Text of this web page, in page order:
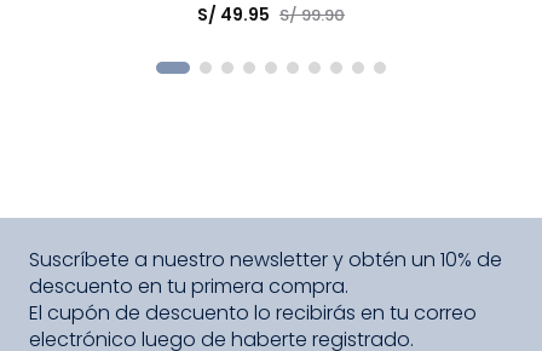
S/ 49.95 S/99.90
Suscríbete a nuestro newsletter y obtén un 10% de
descuento en tu primera compra.
El cupón de descuento lo recibirás en tu correo
electrónico luego de haberte registrado.